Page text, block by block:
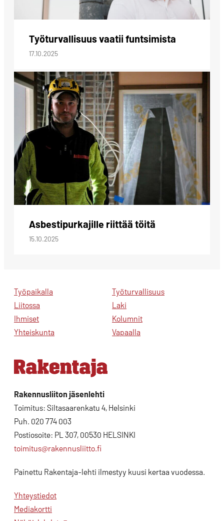
Työturvallisuus vaatii funtsimista
17.10.2025
Asbestipurkajille riittää töitä
15.10.2025
Työpaikalla
Liitossa
Ihmiset
Yhteiskunta
Työturvallisuus
Laki
Kolumnit
Vapaalla
Rakennusliiton jäsenlehti
Toimitus: Siltasaarenkatu 4, Helsinki
Puh. 020 774 003
Postiosoite: PL 307, 00530 HELSINKI
toimitus@rakennusliitto.fi
Painettu Rakentaja-lehti ilmestyy kuusi kertaa vuodessa.
Yhteystiedot
Mediakortti